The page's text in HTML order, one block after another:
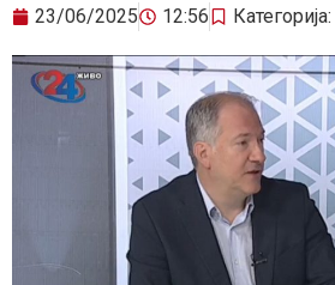
23/06/2025 12:56 Категорија: